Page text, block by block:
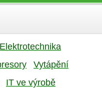
Elektrotechnika
Vytápění
IT ve výrobě